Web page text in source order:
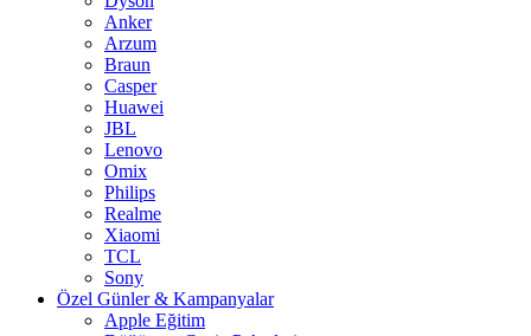
Anker
Arzum
Braun
Casper
Huawei
JBL
Lenovo
Omix
Philips
Realme
Xiaomi
TCL
Sony
Özel Günler & Kampanyalar
Apple Eğitim